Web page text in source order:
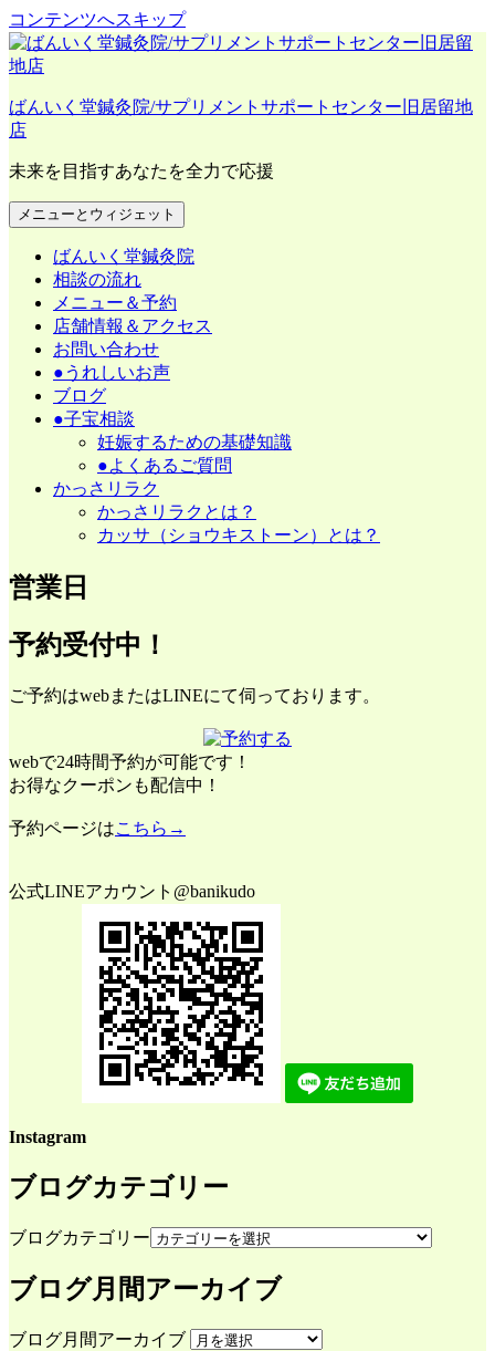
コンテンツへスキップ
ばんいく堂鍼灸院/サプリメントサポートセンター旧居留地
店
未来を目指すあなたを全力で応援
メニューとウィジェット
ばんいく堂鍼灸院
相談の流れ
メニュー＆予約
店舗情報＆アクセス
お問い合わせ
●うれしいお声
ブログ
●子宝相談
妊娠するための基礎知識
●よくあるご質問
かっさリラク
かっさリラクとは？
カッサ（ショウキストーン）とは？
営業日
予約受付中！
ご予約はwebまたはLINEにて伺っております。
webで24時間予約が可能です！
お得なクーポンも配信中！
予約ページはこちら→
公式LINEアカウント@banikudo
Instagram
ブログカテゴリー
ブログカテゴリー
ブログ月間アーカイブ
ブログ月間アーカイブ